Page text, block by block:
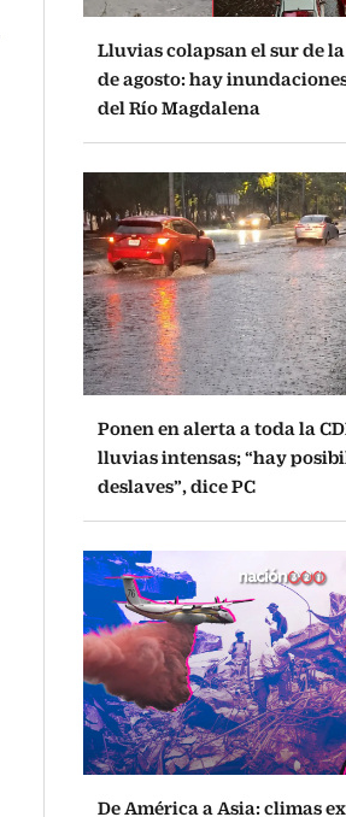
Lluvias colapsan el sur de la
de agosto: hay
del Río Magdalena
Ponen en alerta a toda la
lluvias intensas; “hay
deslaves”, dice PC
De América a Asia: climas